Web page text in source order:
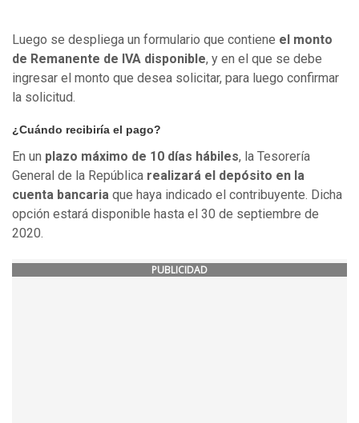
Luego se despliega un formulario que contiene el monto
de Remanente de IVA disponible, y en el que se debe
ingresar el monto que desea solicitar, para luego confirmar
la solicitud.
¿Cuándo recibiría el pago?
En un plazo máximo de 10 días hábiles, la Tesorería
General de la República realizará el depósito en la
cuenta bancaria que haya indicado el contribuyente. Dicha
opción estará disponible hasta el 30 de septiembre de
2020.
PUBLICIDAD